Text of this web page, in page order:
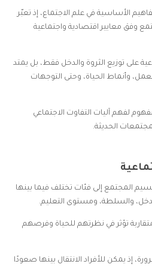
الأساسية في علم الاجتماع، إذ تعبّر
وفق معايير اقتصادية واجتماعية
على توزيع الثروة والدخل فقط، بل يمتد
وأنماط الحياة، وحتى التوجهات
لفهم آليات التفاوت الاجتماعي
الحديثة.
المجتمع إلى فئات تختلف فيما بينها
والسلطة، ومستوى التعليم.
تؤثر في نظرتهم للحياة وفرصهم
إذ يمكن للأفراد الانتقال بينها صعودًا